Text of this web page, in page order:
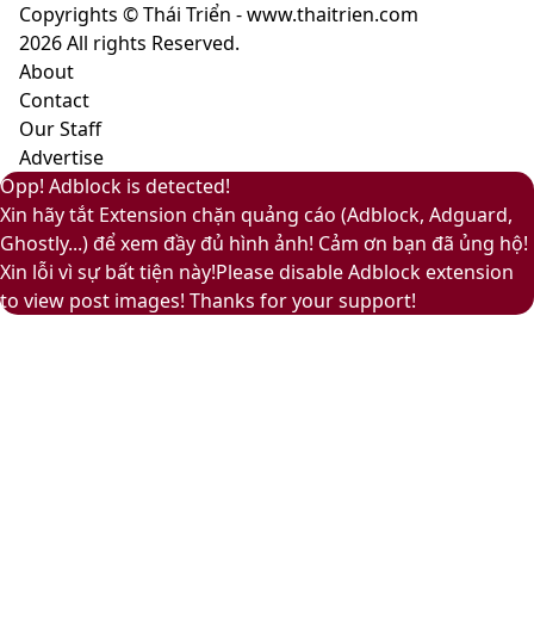
nhã
nhặn
và
ấm
áp
Copyrights © Thái Triển - www.thaitrien.com
2026 All rights Reserved.
About
Contact
Our Staff
Advertise
Facebook
X
LinkedIn
YouTube
Google
Play
Back
to
top
button
Close
Opp! Adblock is detected!
Xin hãy tắt Extension chặn quảng cáo (Adblock, Adguard,
Ghostly...) để xem đầy đủ hình ảnh! Cảm ơn bạn đã ủng hộ!
Xin lỗi vì sự bất tiện này!Please disable Adblock extension
to view post images! Thanks for your support!